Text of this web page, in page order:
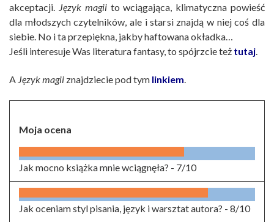
akceptacji.
Język magiito wciągająca, klimatyczna powieść
dla młodszych czytelników, ale i starsi znajdą w niej coś dla
siebie. No i ta przepiękna, jakby haftowana okładka…
Jeśli interesuje Was literatura fantasy, to spójrzcie też tutaj
A Język magii znajdziecie pod tym linkiem
Moja ocena
Jak mocno książka mnie wciągnęła? - 7/10
Jak oceniam styl pisania, język i warsztat autora? - 8/10